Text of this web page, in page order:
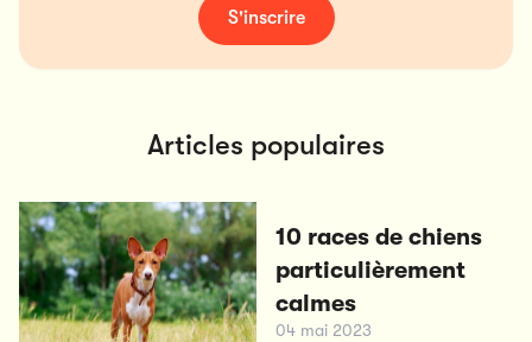
S'inscrire
Articles populaires
10 races de chiens
particulièrement
calmes
04 mai 2023